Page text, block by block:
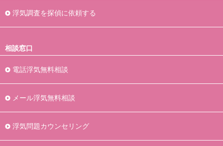
浮気調査を探偵に依頼する
相談窓口
電話浮気無料相談
メール浮気無料相談
浮気問題カウンセリング